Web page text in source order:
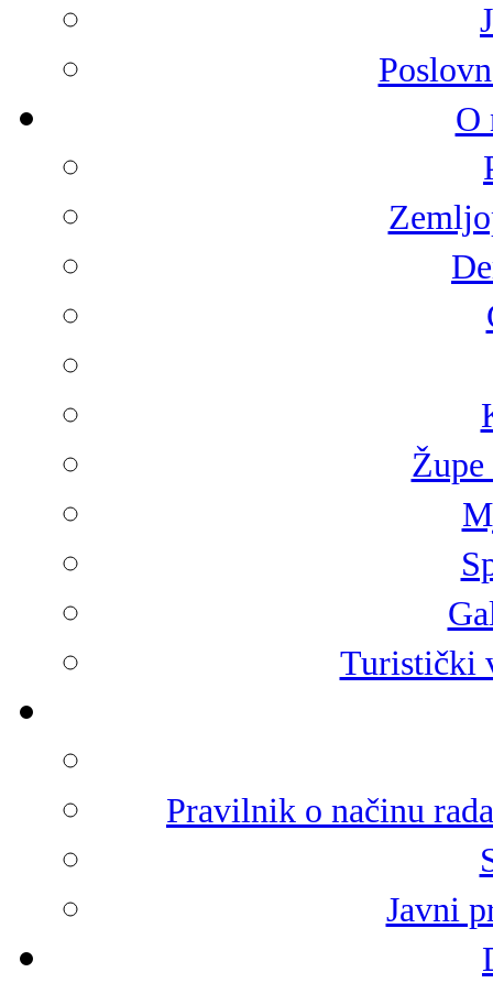
O
Turistički
Pravilnik o načinu
Javni